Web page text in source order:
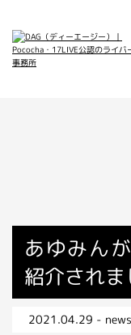
所属ライ
インタビ
メディア
あゆみん
紹介されま
2021.04.29 - news